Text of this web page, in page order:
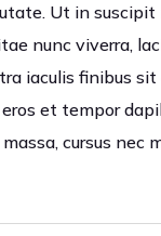
Ut in
nunc viverra,
iaculis finibus
et tempor
cursus nec